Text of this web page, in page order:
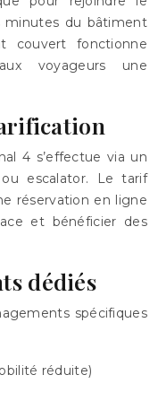
minutes du bâtiment
couvert fonctionne
voyageurs une
4 s’effectue via un
escalator. Le tarif
réservation en ligne
et bénéficier des
dédiés
spécifiques
réduite)